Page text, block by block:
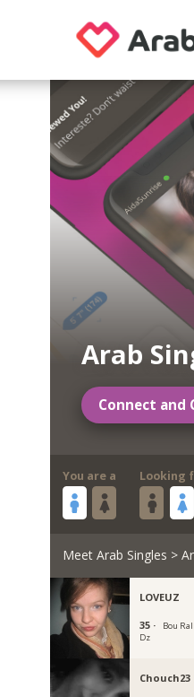
Arab
Connect and
You are a Looking
Meet Arab Singles >
LOVEUZ
35 ·
Bou
Dz
Chouch23